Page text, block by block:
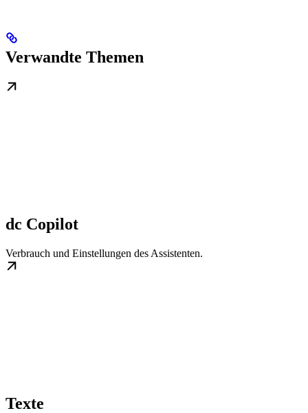
Verwandte Themen
dc Copilot
Verbrauch und Einstellungen des Assistenten.
Texte